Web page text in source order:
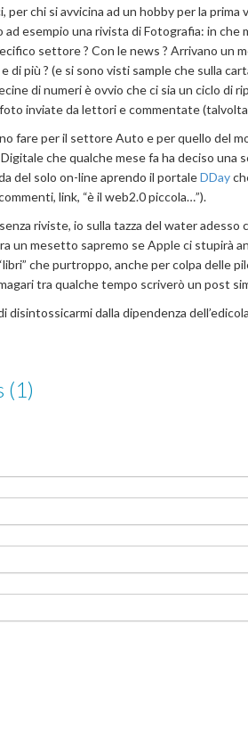
chi si avvicina ad un hobby per la
esempio una rivista di Fotografia: in che
settore ? Con le news ? Arrivano un
più ? (e si sono visti sample che sulla
di numeri è ovvio che ci sia un ciclo di
foto inviate da lettori e commentate
fare per il settore Auto e per quello del
che qualche mese fa ha deciso una
del solo on-line aprendo il portaleDDay
link, “è il web2.0 piccola…”).
riviste, io sulla tazza del water adesso
un mesetto sapremo se Apple ci stupirà
che purtroppo, anche per colpa delle
tra qualche tempo scriverò un post
disintossicarmi dalla dipendenza
(1)